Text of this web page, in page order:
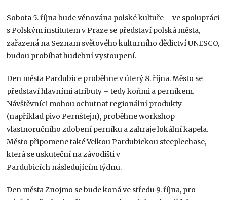
Sobota 5. října bude věnována polské kultuře – ve spolupráci
s Polským institutem v Praze se představí polská města,
zařazená na Seznam světového kulturního dědictví UNESCO,
budou probíhat hudební vystoupení.
Den města Pardubice proběhne v úterý 8. října. Město se
představí hlavními atributy – tedy koňmi a perníkem.
Návštěvníci mohou ochutnat regionální produkty
(například pivo Pernštejn), proběhne workshop
vlastnoručního zdobení perníku a zahraje lokální kapela.
Město připomene také Velkou Pardubickou steeplechase,
která se uskuteční na závodišti v
Pardubicích následujícím týdnu.
Den města Znojmo se bude koná ve středu 9. října, pro